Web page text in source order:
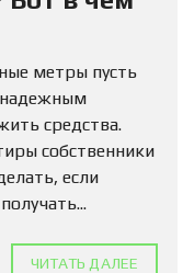
метры пусть
средства.
собственники
если
ЧИТАТЬ ДАЛЕЕ